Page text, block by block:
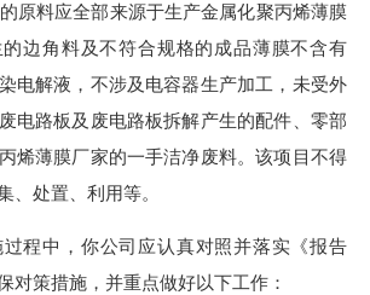
原料应全部来源于生产金属化聚丙烯薄膜
边角料及不符合规格的成品薄膜不含有
电解液，不涉及电容器生产加工，未受外
电路板及废电路板拆解产生的配件、零部
烯薄膜厂家的一手洁净废料。该项目不得
、处置、利用等。
过程中，你公司应认真对照并落实《报告
对策措施，并重点做好以下工作：